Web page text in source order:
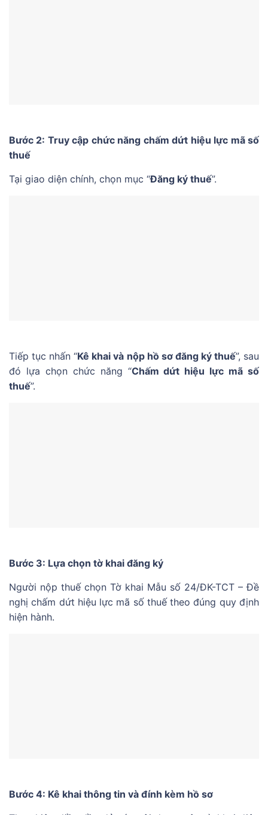
Bước 2: Truy cập chức năng chấm dứt hiệu lực mã số
thuế
Tại giao diện chính, chọn mục “Đăng ký thuế”.
Tiếp tục nhấn “Kê khai và nộp hồ sơ đăng ký thuế”, sau
đó lựa chọn chức năng “Chấm dứt hiệu lực mã số
thuế”.
Bước 3: Lựa chọn tờ khai đăng ký
Người nộp thuế chọn Tờ khai Mẫu số 24/ĐK-TCT – Đề
nghị chấm dứt hiệu lực mã số thuế theo đúng quy định
hiện hành.
Bước 4: Kê khai thông tin và đính kèm hồ sơ